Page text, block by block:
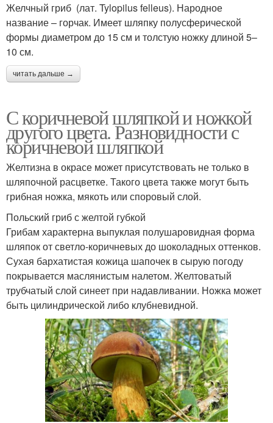
Желчный гриб (лат. Tylopilus felleus). Народное
название – горчак. Имеет шляпку полусферической
формы диаметром до 15 см и толстую ножку длиной 5–
10 см.
читать дальше →
С коричневой шляпкой и ножкой
другого цвета. Разновидности с
коричневой шляпкой
Желтизна в окрасе может присутствовать не только в
шляпочной расцветке. Такого цвета также могут быть
грибная ножка, мякоть или споровый слой.
Польский гриб с желтой губкой
Грибам характерна выпуклая полушаровидная форма
шляпок от светло-коричневых до шоколадных оттенков.
Сухая бархатистая кожица шапочек в сырую погоду
покрывается маслянистым налетом. Желтоватый
трубчатый слой синеет при надавливании. Ножка может
быть цилиндрической либо клубневидной.